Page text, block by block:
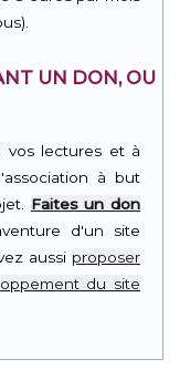
UN DON, OU
vos lectures et à
à but
Faites un don
d'un site
aussi proposer
du site